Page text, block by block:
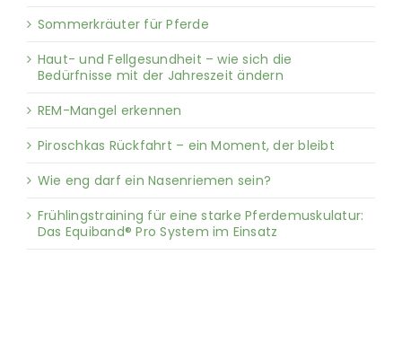
Sommerkräuter für Pferde
Haut- und Fellgesundheit – wie sich die
Bedürfnisse mit der Jahreszeit ändern
REM-Mangel erkennen
Piroschkas Rückfahrt – ein Moment, der bleibt
Wie eng darf ein Nasenriemen sein?
Frühlingstraining für eine starke Pferdemuskulatur:
Das Equiband® Pro System im Einsatz